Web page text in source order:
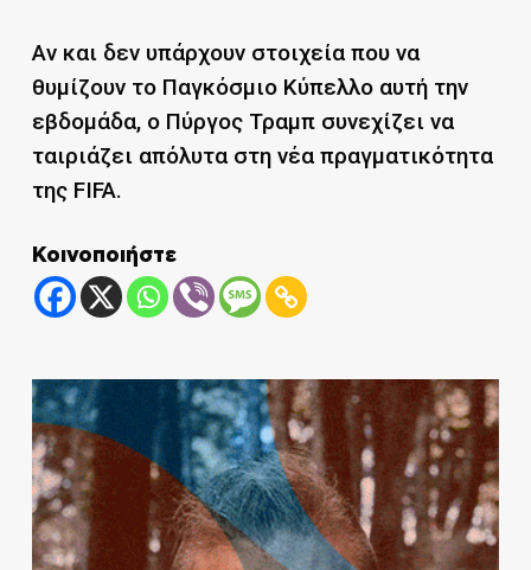
Αν και δεν υπάρχουν στοιχεία που να
θυμίζουν το Παγκόσμιο Κύπελλο αυτή την
εβδομάδα, ο Πύργος Τραμπ συνεχίζει να
ταιριάζει απόλυτα στη νέα πραγματικότητα
της FIFA.
Κοινοποιήστε